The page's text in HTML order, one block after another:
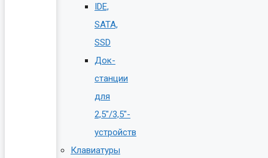
IDE,
SATA,
SSD
Док-
станции
для
2,5″/3,5″-
устройств
Клавиатуры